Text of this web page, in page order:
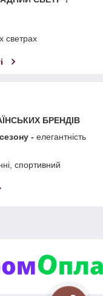
светрах
БРЕНДІВ
- елегантність
спортивний